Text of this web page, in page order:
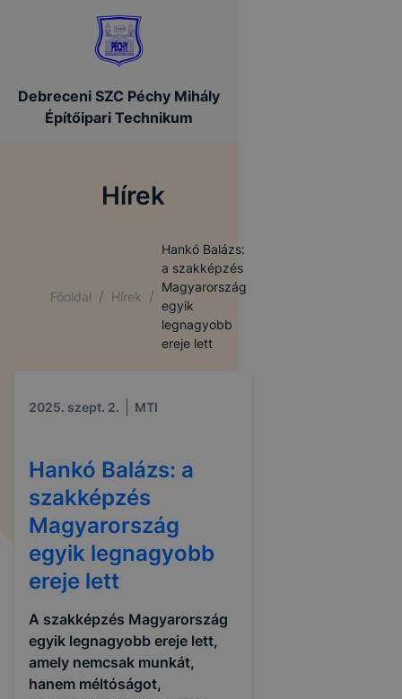
Debreceni SZC Péchy Mihály
Építőipari Technikum
Hírek
Főoldal / Hírek /
Hankó Balázs:
a szakképzés
Magyarország
egyik
legnagyobb
ereje lett
2025. szept. 2. MTI
Hankó Balázs: a
szakképzés
Magyarország
egyik legnagyobb
ereje lett
A szakképzés Magyarország
egyik legnagyobb ereje lett,
amely nemcsak munkát,
hanem méltóságot,